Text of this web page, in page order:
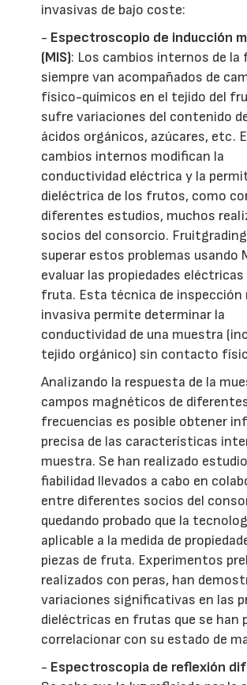
invasivas de bajo coste:
- Espectroscopio de inducción
(MIS): Los cambios internos de la
siempre van acompañados de
físico-químicos en el tejido del
sufre variaciones del contenido
ácidos orgánicos, azúcares, etc.
cambios internos modifican la
conductividad eléctrica y la
dieléctrica de los frutos, como
diferentes estudios, muchos
socios del consorcio.
superar estos problemas usando
evaluar las propiedades eléctricas
fruta. Esta técnica de inspección
invasiva permite determinar la
conductividad de una muestra
tejido orgánico) sin contacto
Analizando la respuesta de la
campos magnéticos de
frecuencias es posible obtener
precisa de las características
muestra. Se han realizado
fiabilidad llevados a cabo en
entre diferentes socios del
quedando probado que la
aplicable a la medida de
piezas de fruta. Experimentos
realizados con peras, han
variaciones significativas en las
dieléctricas en frutas que se han
correlacionar con su estado de
- Espectroscopia de reflexión